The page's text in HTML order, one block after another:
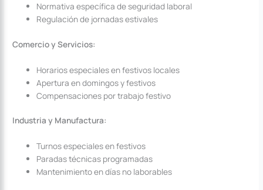
Normativa específica de seguridad laboral
Regulación de jornadas estivales
Comercio y Servicios:
Horarios especiales en festivos locales
Apertura en domingos y festivos
Compensaciones por trabajo festivo
Industria y Manufactura:
Turnos especiales en festivos
Paradas técnicas programadas
Mantenimiento en días no laborables